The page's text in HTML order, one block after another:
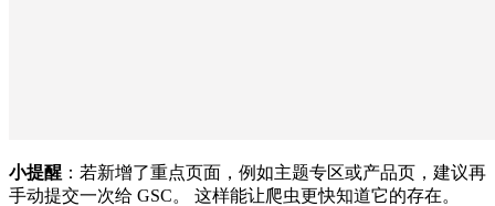
小提醒 ：若新增了重点页面，例如主题专区或产品页，建议再
手动提交一次给 GSC。 这样能让爬虫更快知道它的存在。